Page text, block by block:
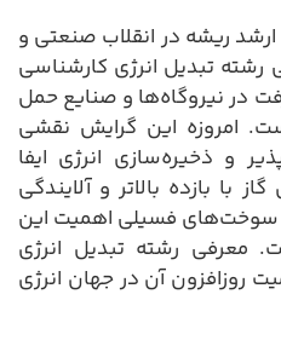
ریشه در انقلاب صنعتی و
رشته تبدیل انرژی کارشناسی
در نیروگاه‌ها و صنایع حمل
امروزه این گرایش نقشی
و ذخیره‌سازی انرژی ایفا
با بازده بالاتر و آلایندگی
سوخت‌های فسیلی اهمیت این
معرفی رشته تبدیل انرژی
روزافزون آن در جهان انرژی